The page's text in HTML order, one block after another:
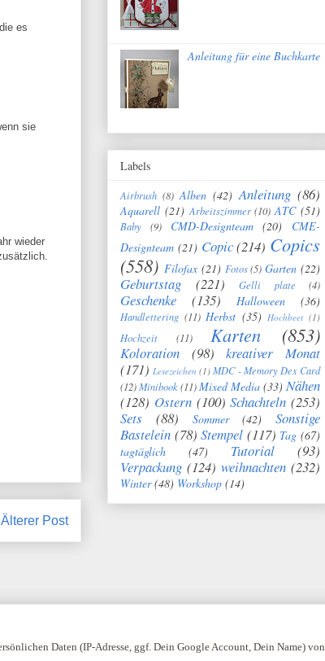
es
sie
wieder
Älterer Post
Anleitung für eine Buchkarte
Labels
Airbrush (8) Alben (42) Anleitung (86)
Aquarell (21) Arbeitszimmer (10) ATC (51)
Baby (9) CMD-Designteam (20)
CME-
Designteam (21) Copic (214) Copics
(558) Filofax (21) Fotos (5) Garten (22)
Geburtstag (221) Gelli plate (4)
Geschenke (135) Halloween (36)
Handlettering (11) Herbst (35) Hochbeet (1)
Hochzeit (11) Karten (853)
Koloration (98)
kreativer Monat
(171) Lesezeichen (1) MDC - Memory Dex Card
(12)Minibook(11) Mixed Media (33) Nähen
(128) Ostern (100) Schachteln (253)
Sets
(88) Sommer (42)
Sonstige
Bastelein (78) Stempel (117) Tag (67)
tagtäglich
(47) Tutorial
(93)
Verpackung (124) weihnachten (232)
Winter (48) Workshop (14)
Daten (IP-Adresse, ggf. Dein Google Account, Dein Name) von